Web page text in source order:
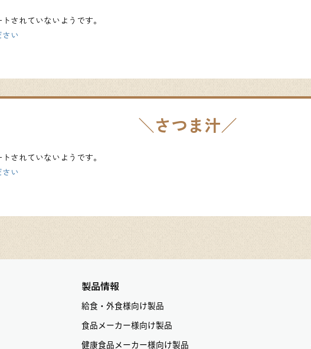
されていないようです。
い
さつま汁
されていないようです。
い
製品情報
給食・外食様向け製品
食品メーカー様向け製品
健康食品メーカー様向け製品